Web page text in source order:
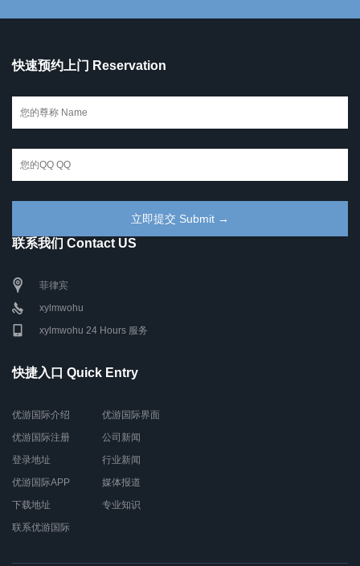
快速预约上门 Reservation
联系我们 Contact US
菲律宾
xylmwohu
xylmwohu 24 Hours 服务
快捷入口 Quick Entry
优游国际介绍
优游国际注册
登录地址
优游国际APP
下载地址
联系优游国际
优游国际界面
公司新闻
行业新闻
媒体报道
专业知识